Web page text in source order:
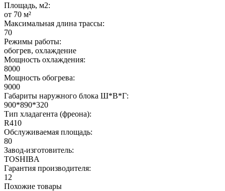
Площадь, м2:
от 70 м²
Максимальная длина трассы:
70
Режимы работы:
обогрев, охлаждение
Мощность охлаждения:
8000
Мощность обогрева:
9000
Габариты наружного блока Ш*В*Г:
900*890*320
Тип хладагента (фреона):
R410
Обслуживаемая площадь:
80
Завод-изготовитель:
TOSHIBA
Гарантия производителя:
12
Похожие товары